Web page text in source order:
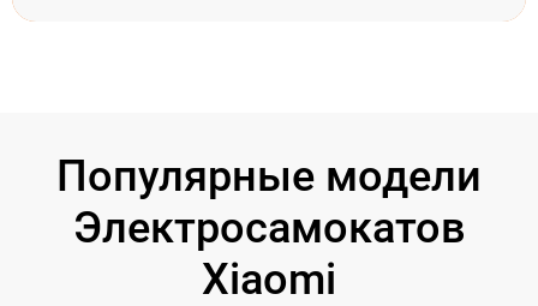
Популярные модели
Электросамокатов
Xiaomi